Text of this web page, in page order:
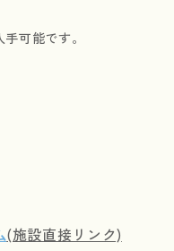
可能です。
(施設直接リンク)